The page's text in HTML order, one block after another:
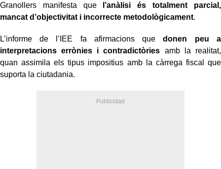
Granollers manifesta que
l’anàlisi és totalment parcial,
mancat d’objectivitat i incorrecte metodològicament.
L’informe de l’IEE fa afirmacions quedonen peu a
interpretacions errònies i contradictòries amb la realitat,
quan assimila els tipus impositius amb la càrrega fiscal que
suporta la ciutadania.